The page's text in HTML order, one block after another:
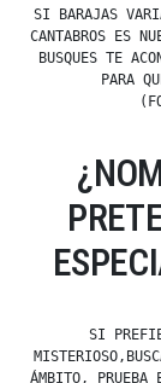
SI BARAJAS
CANTABROS ES
BUSQUES TE
PARA
SI
ÁMBITO, PRUEBA